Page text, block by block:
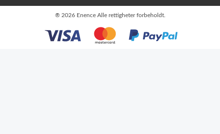
® 2026 Enence Alle rettigheter forbeholdt.